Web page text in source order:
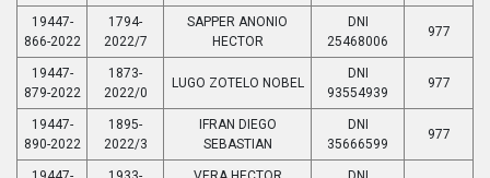
19447-
866-2022
1794-
2022/7
SAPPER ANONIO
HECTOR
DNI
25468006
977
19447-
879-2022
1873-
2022/0
LUGO ZOTELO NOBEL
DNI
93554939
977
19447-
890-2022
1895-
2022/3
IFRAN DIEGO
SEBASTIAN
DNI
35666599
977